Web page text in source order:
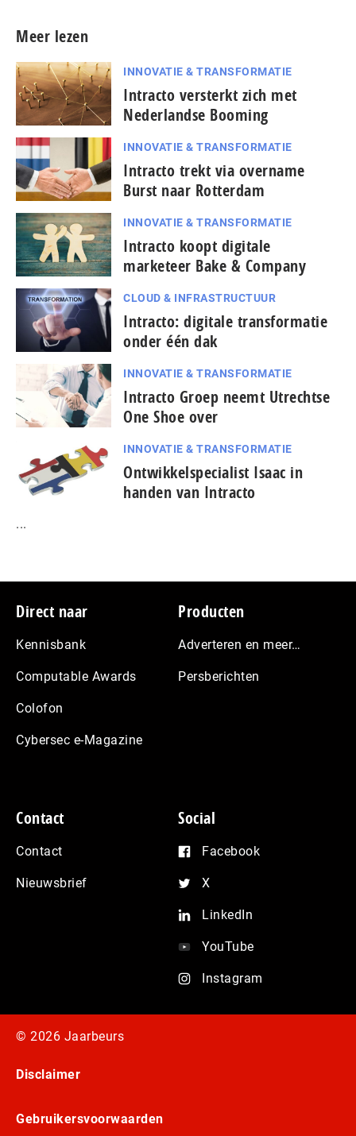
Meer lezen
INNOVATIE & TRANSFORMATIE
Intracto versterkt zich met
Nederlandse Booming
INNOVATIE & TRANSFORMATIE
Intracto trekt via overname
Burst naar Rotterdam
INNOVATIE & TRANSFORMATIE
Intracto koopt digitale
marketeer Bake & Company
CLOUD & INFRASTRUCTUUR
Intracto: digitale transformatie
onder één dak
INNOVATIE & TRANSFORMATIE
Intracto Groep neemt Utrechtse
One Shoe over
INNOVATIE & TRANSFORMATIE
Ontwikkelspecialist Isaac in
handen van Intracto
...
Footer
Direct naar
Kennisbank
Computable Awards
Colofon
Cybersec e-Magazine
Producten
Adverteren en meer…
Persberichten
Contact
Contact
Nieuwsbrief
Social
Facebook
X
LinkedIn
YouTube
Instagram
© 2026 Jaarbeurs
Disclaimer
Gebruikersvoorwaarden